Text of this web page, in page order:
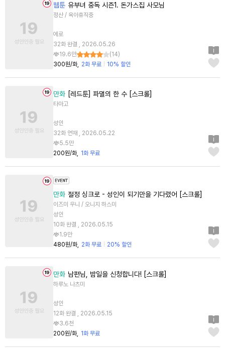
웹툰 유부녀 중독 시즌1. 돈가스집 사모님
정산 / 육아휴직중
에로
32화 완결 , 2026.05.26
19.6만
(14)
300원/화
2화 무료 10% 할인
만화 [레드툰] 파멸의 한 수 [스크롤]
타마고
성인
32화 연재 , 2026.05.22
5.5만
200원/화
1화 무료
만화 절정 싱크로 - 성인이 되기만을 기다렸어 [스크롤]
이즈미 우니 / 오니지 하스미
성인
10화 완결 , 2026.05.15
1.9만
480원/화
2화 무료 20% 할인
만화 남편님, 밤일을 신청합니다! [스크롤]
하루노 나츠미
성인
12화 완결 , 2026.05.15
3.6천
200원/화
1화 무료